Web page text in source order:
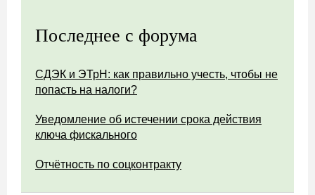
Последнее с форума
СДЭК и ЭТрН: как правильно учесть, чтобы не
попасть на налоги?
Уведомление об истечении срока действия
ключа фискального
Отчётность по соцконтракту